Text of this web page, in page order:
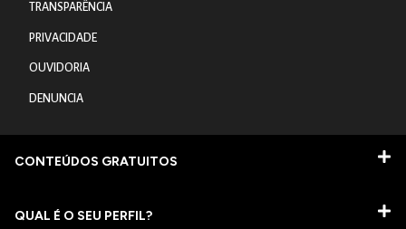
TRANSPARÊNCIA
PRIVACIDADE
OUVIDORIA
DENUNCIA
CONTEÚDOS GRATUITOS
QUAL É O SEU PERFIL?